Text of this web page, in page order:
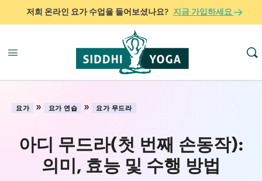
저희 온라인 요가 수업을 들어보셨나요? 지금 가입하세요
요가 » 요가 연습 » 요가 무드라
아디 무드라(첫 번째 손동작):
의미, 효능 및 수행 방법